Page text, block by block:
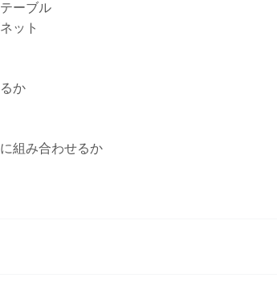
ーブル
ット
か
組み合わせるか